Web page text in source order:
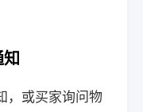
，或买家询问物